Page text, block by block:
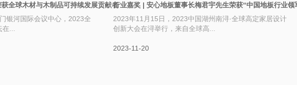
全球木材与木制品可持续发展贡献者
银河国际会议中心，2023全
...
行业嘉奖 | 安心地板董事长梅君宇先生荣获“中国地板行业领
2023年11月15日，2023中国湖州南浔·全球高定家居设计
创新大会在浔举行，来自全球高...
2023-11-20